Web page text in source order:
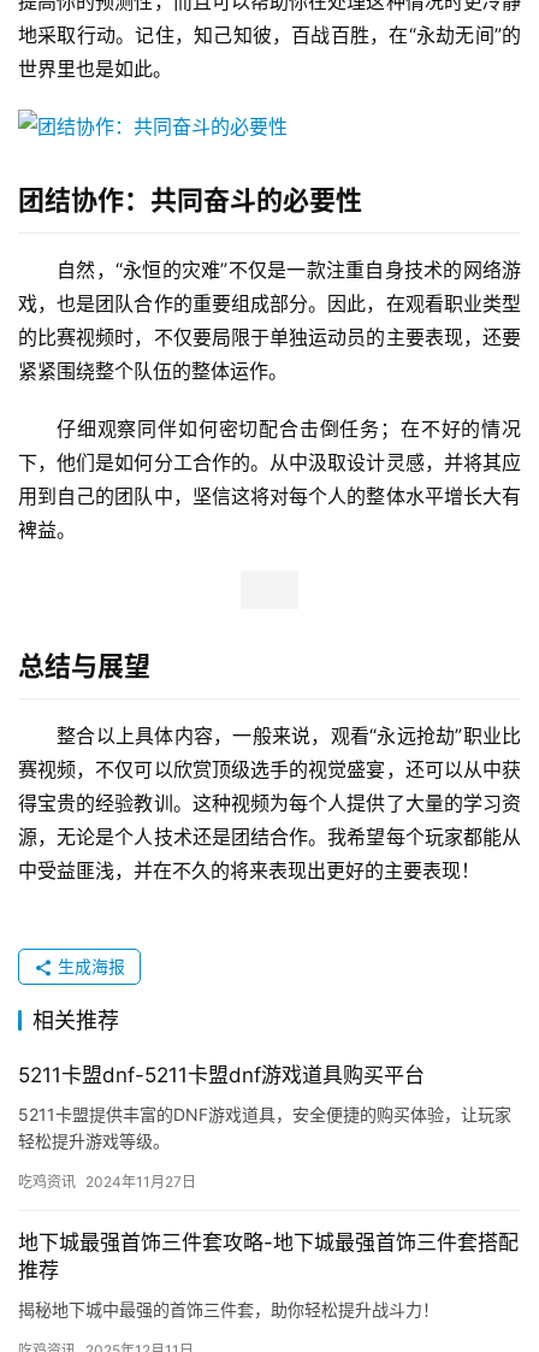
地采取行动。记住，知己知彼，百战百胜，在“永劫无间”的
世界里也是如此。
团结协作：共同奋斗的必要性
自然，“永恒的灾难”不仅是一款注重自身技术的网络游
戏，也是团队合作的重要组成部分。因此，在观看职业类型
的比赛视频时，不仅要局限于单独运动员的主要表现，还要
紧紧围绕整个队伍的整体运作。
仔细观察同伴如何密切配合击倒任务；在不好的情况
下，他们是如何分工合作的。从中汲取设计灵感，并将其应
用到自己的团队中，坚信这将对每个人的整体水平增长大有
裨益。
总结与展望
整合以上具体内容，一般来说，观看“永远抢劫”职业比
赛视频，不仅可以欣赏顶级选手的视觉盛宴，还可以从中获
得宝贵的经验教训。这种视频为每个人提供了大量的学习资
源，无论是个人技术还是团结合作。我希望每个玩家都能从
中受益匪浅，并在不久的将来表现出更好的主要表现！
生成海报
相关推荐
5211卡盟dnf-5211卡盟dnf游戏道具购买平台
5211卡盟提供丰富的DNF游戏道具，安全便捷的购买体验，让玩家
轻松提升游戏等级。
吃鸡资讯 2024年11月27日
地下城最强首饰三件套攻略-地下城最强首饰三件套搭配
推荐
揭秘地下城中最强的首饰三件套，助你轻松提升战斗力！